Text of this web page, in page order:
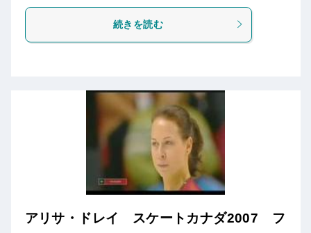
続きを読む
アリサ・ドレイ スケートカナダ2007 フ